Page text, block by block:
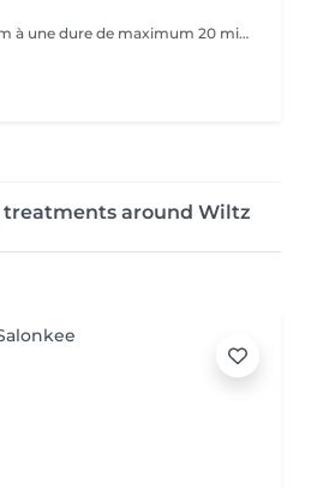
Chaque séance de solarium à une dure de maximum 20 minutes. Possibilité de prendre une douche.
treatments around Wiltz